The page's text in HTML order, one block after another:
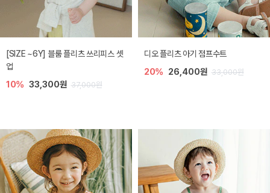
[SIZE ~6Y] 블룸 플리츠 쓰리피스 셋
업
10% 33,300원 37,000원
디오 플리츠 아기 점프수트
20% 26,400원 33,000원